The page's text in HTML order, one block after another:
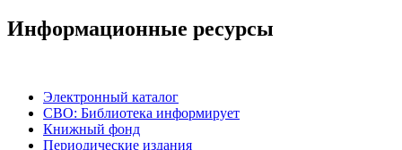
Информационные ресурсы
Электронный каталог
СВО: Библиотека информирует
Книжный фонд
Периодические издания